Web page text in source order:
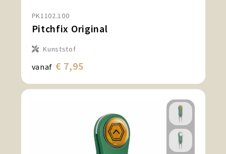
PK1102.100
Pitchfix Original
Kunststof
vanaf € 7,95